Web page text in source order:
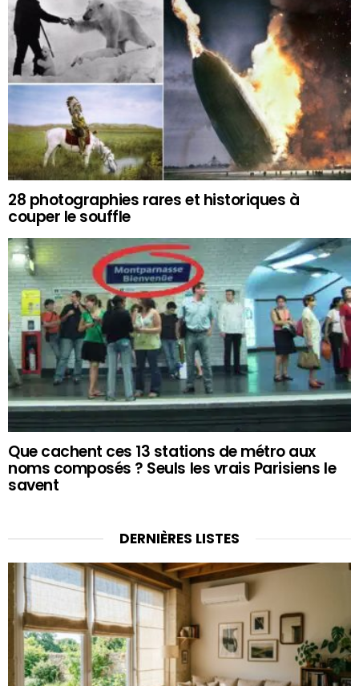
28 photographies rares et historiques à
couper le souffle
Que cachent ces 13 stations de métro aux
noms composés ? Seuls les vrais Parisiens le
savent
DERNIÈRES LISTES